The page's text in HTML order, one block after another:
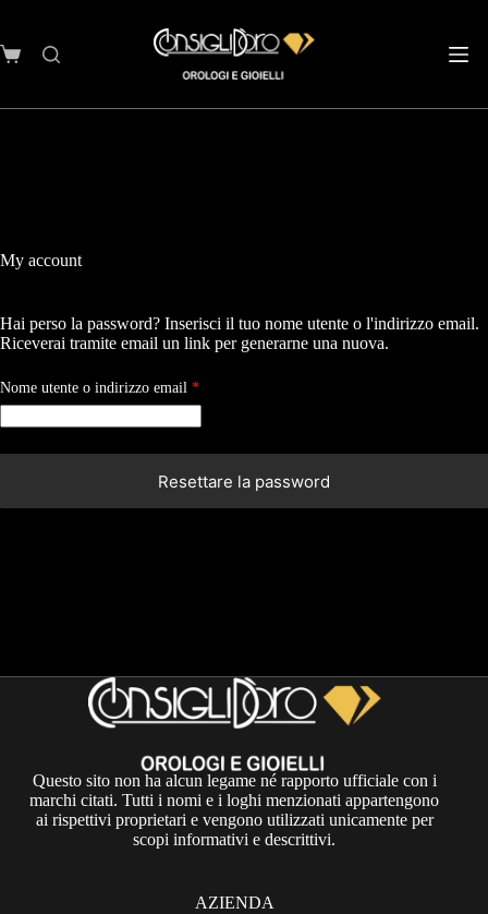
My account
Hai perso la password? Inserisci il tuo nome utente o l'indirizzo email.
Riceverai tramite email un link per generarne una nuova.
Nome utente o indirizzo email *
Resettare la password
Questo sito non ha alcun legame né rapporto ufficiale con i
marchi citati. Tutti i nomi e i loghi menzionati appartengono
ai rispettivi proprietari e vengono utilizzati unicamente per
scopi informativi e descrittivi.
AZIENDA